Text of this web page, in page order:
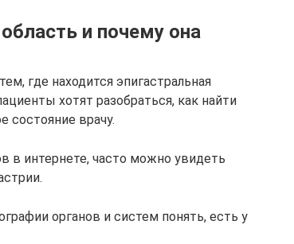
и почему она
где находится эпигастральная
хотят разобраться, как найти
состояние врачу.
в интернете, часто можно увидеть
органов и систем понять, есть у